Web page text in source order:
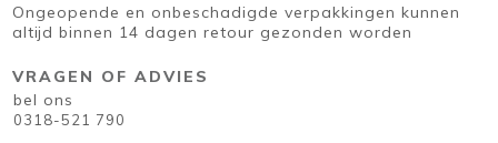
Ongeopende en onbeschadigde verpakkingen kunnen
altijd binnen 14 dagen retour gezonden worden
VRAGEN OF ADVIES
bel ons
0318-521 790